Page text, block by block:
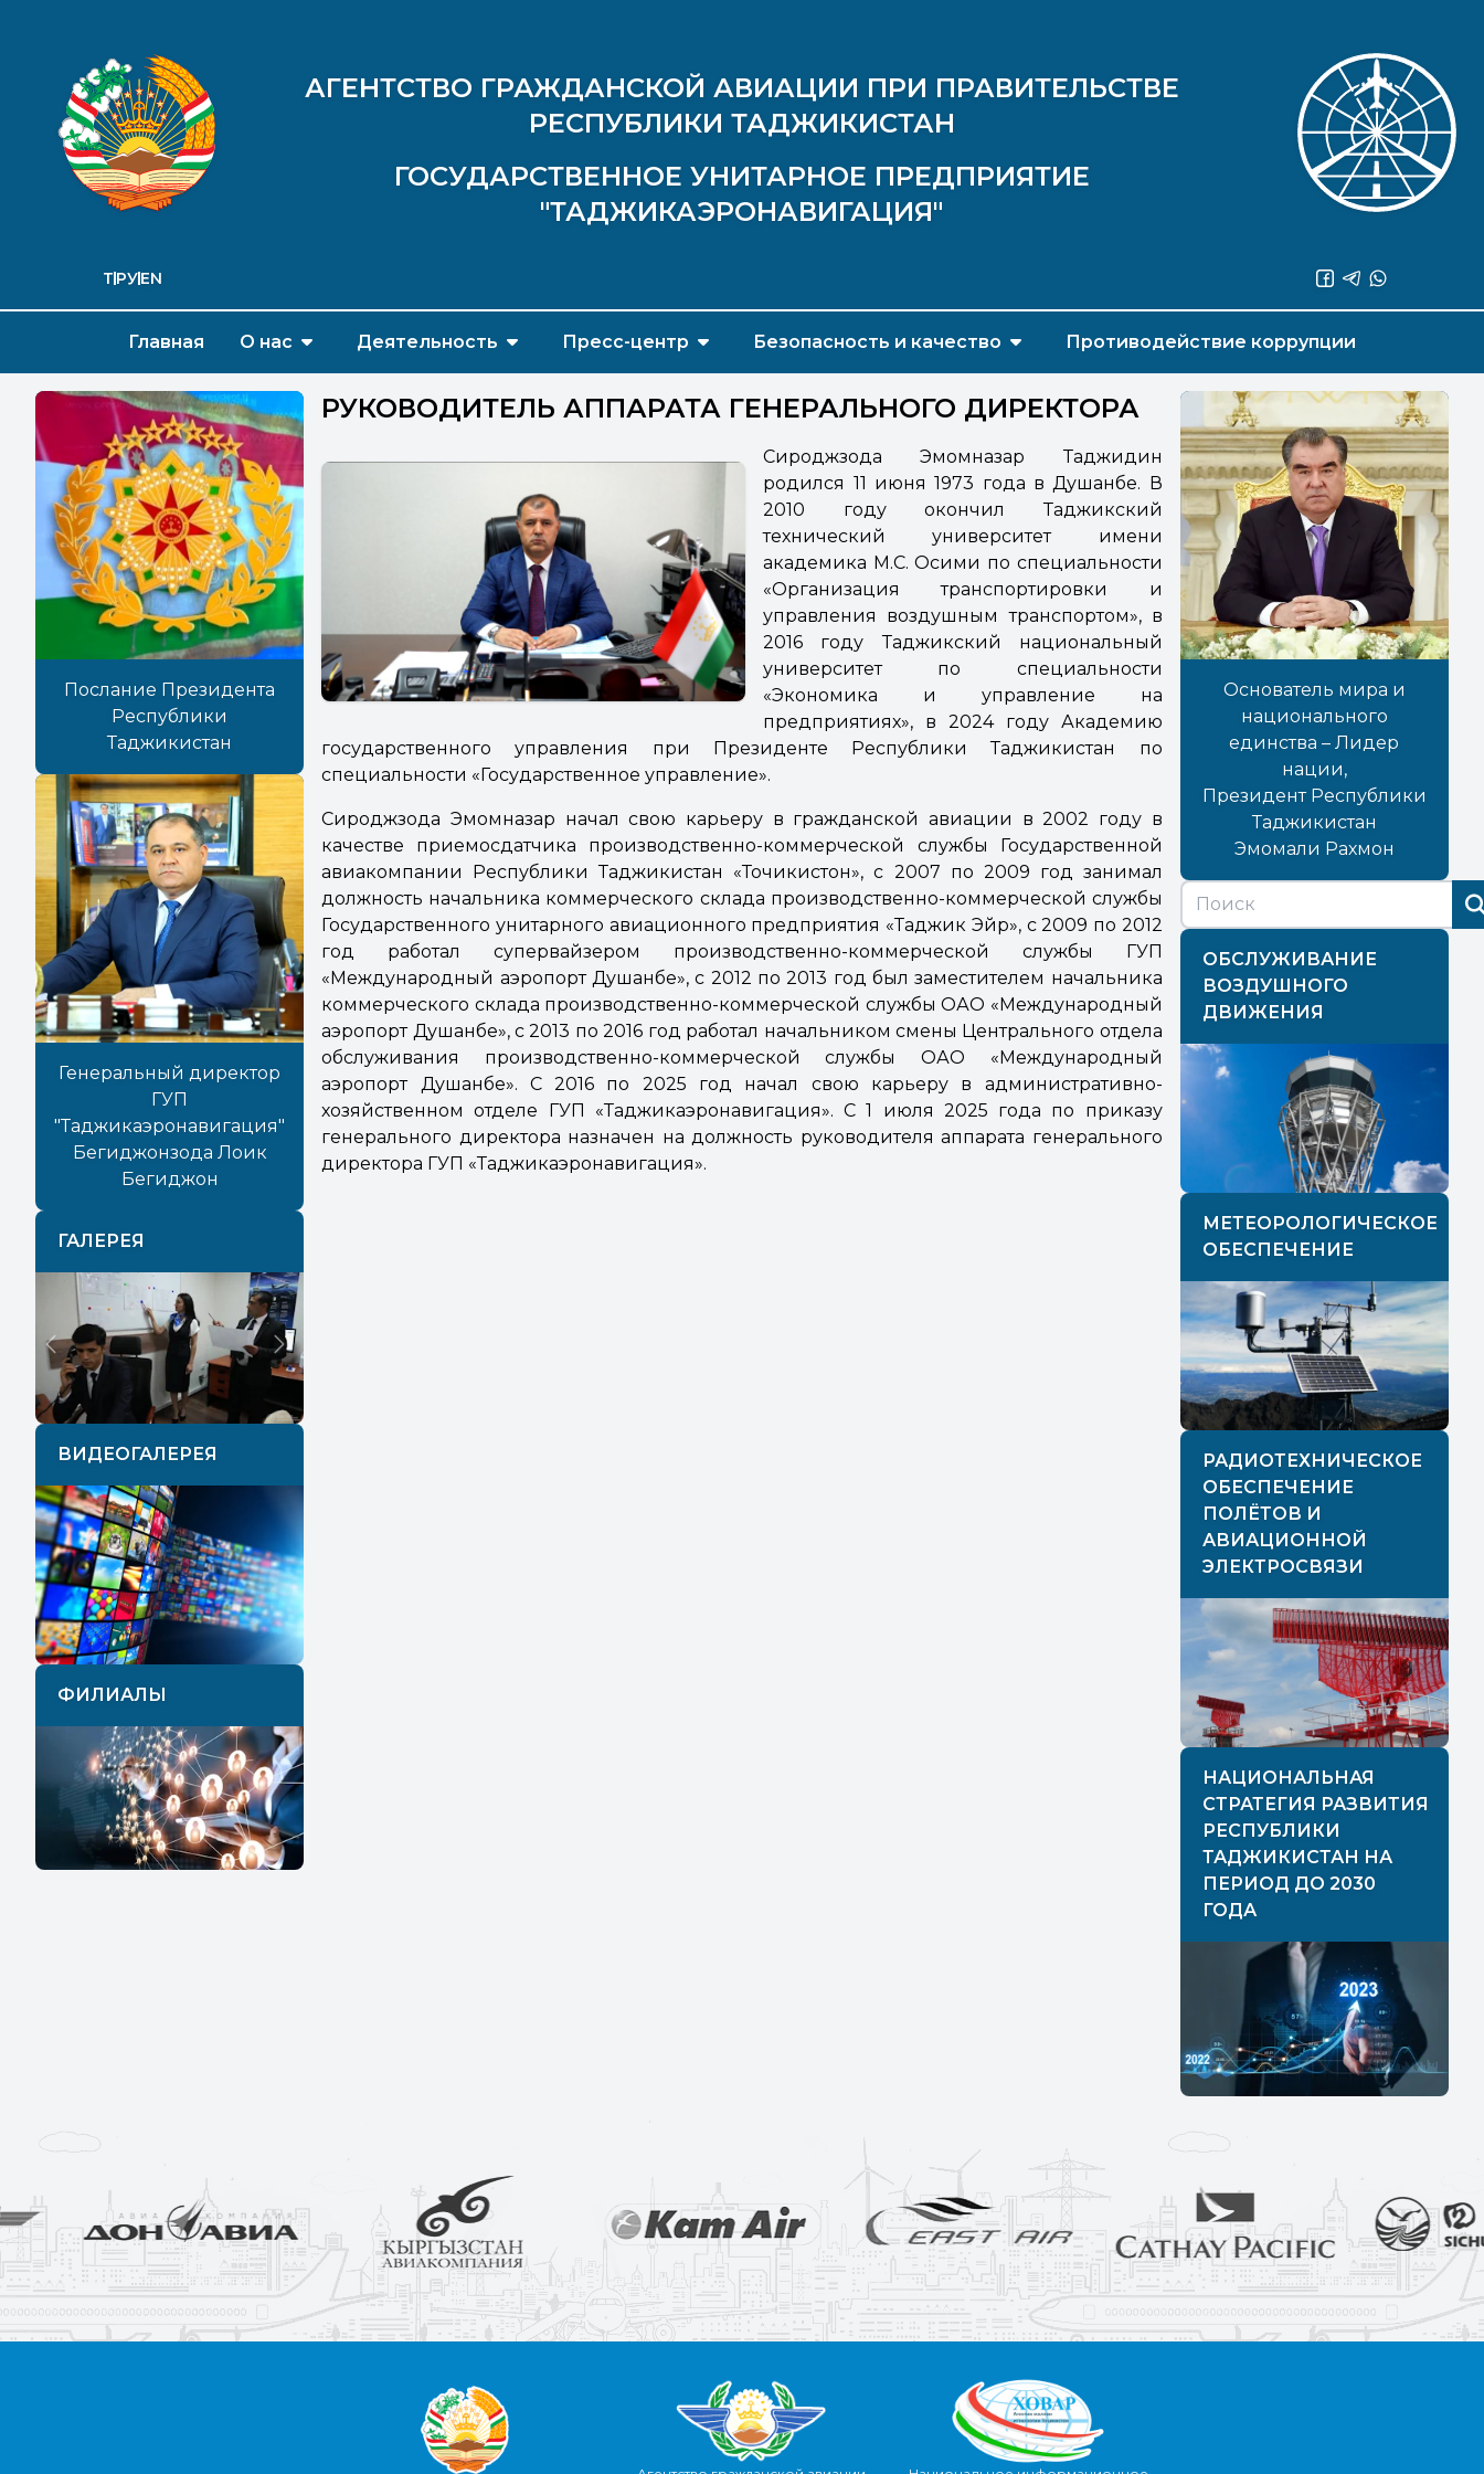
АГЕНТСТВО ГРАЖДАНСКОЙ АВИАЦИИ ПРИ ПРАВИТЕЛЬСТВЕ
РЕСПУБЛИКИ ТАДЖИКИСТАН
ГОСУДАРСТВЕННОЕ УНИТАРНОЕ ПРЕДПРИЯТИЕ
"ТАДЖИКАЭРОНАВИГАЦИЯ"
ТҶ РУEN
Главная О нас Деятельность Пресс-центр Безопасность и качество Противодействие коррупции
Послание Президента
Республики
Таджикистан
Генеральный директор
ГУП
"Таджикаэронавигация"
Бегиджонзода Лоик
Бегиджон
ГАЛЕРЕЯ
Previous Next
ВИДЕОГАЛЕРЕЯ
ФИЛИАЛЫ
РУКОВОДИТЕЛЬ АППАРАТА ГЕНЕРАЛЬНОГО ДИРЕКТОРА
Сироджзода Эмомназар Таджидин
родился 11 июня 1973 года в Душанбе. В
2010 году окончил Таджикский
технический университет имени
академика М.С. Осими по специальности
«Организация транспортировки и
управления воздушным транспортом», в
2016 году Таджикский национальный
университет по специальности
«Экономика и управление на
предприятиях», в 2024 году Академию
государственного управления при Президенте Республики Таджикистан по
специальности «Государственное управление».
Сироджзода Эмомназар начал свою карьеру в гражданской авиации в 2002 году в
качестве приемосдатчика производственно-коммерческой службы Государственной
авиакомпании Республики Таджикистан «Точикистон», с 2007 по 2009 год занимал
должность начальника коммерческого склада производственно-коммерческой службы
Государственного унитарного авиационного предприятия «Таджик Эйр», с 2009 по 2012
год работал супервайзером производственно-коммерческой службы ГУП
«Международный аэропорт Душанбе», с 2012 по 2013 год был заместителем начальника
коммерческого склада производственно-коммерческой службы ОАО «Международный
аэропорт Душанбе», с 2013 по 2016 год работал начальником смены Центрального отдела
обслуживания производственно-коммерческой службы ОАО «Международный
аэропорт Душанбе». С 2016 по 2025 год начал свою карьеру в административно-
хозяйственном отделе ГУП «Таджикаэронавигация». С 1 июля 2025 года по приказу
генерального директора назначен на должность руководителя аппарата генерального
директора ГУП «Таджикаэронавигация».
Основатель мира и
национального
единства – Лидер
нации,
Президент Республики
Таджикистан
Эмомали Рахмон
ОБСЛУЖИВАНИЕ
ВОЗДУШНОГО
ДВИЖЕНИЯ
МЕТЕОРОЛОГИЧЕСКОЕ
ОБЕСПЕЧЕНИЕ
РАДИОТЕХНИЧЕСКОЕ
ОБЕСПЕЧЕНИЕ
ПОЛЁТОВ И
АВИАЦИОННОЙ
ЭЛЕКТРОСВЯЗИ
НАЦИОНАЛЬНАЯ
СТРАТЕГИЯ РАЗВИТИЯ
РЕСПУБЛИКИ
ТАДЖИКИСТАН НА
ПЕРИОД ДО 2030
ГОДА